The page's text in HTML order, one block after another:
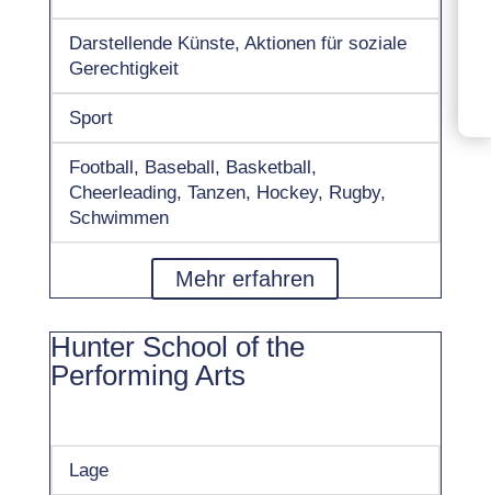
Darstellende Künste, Aktionen für soziale
Gerechtigkeit
Sport
Football, Baseball, Basketball,
Cheerleading, Tanzen, Hockey, Rugby,
Schwimmen
Mehr erfahren
Hunter School of the
Performing Arts
Lage